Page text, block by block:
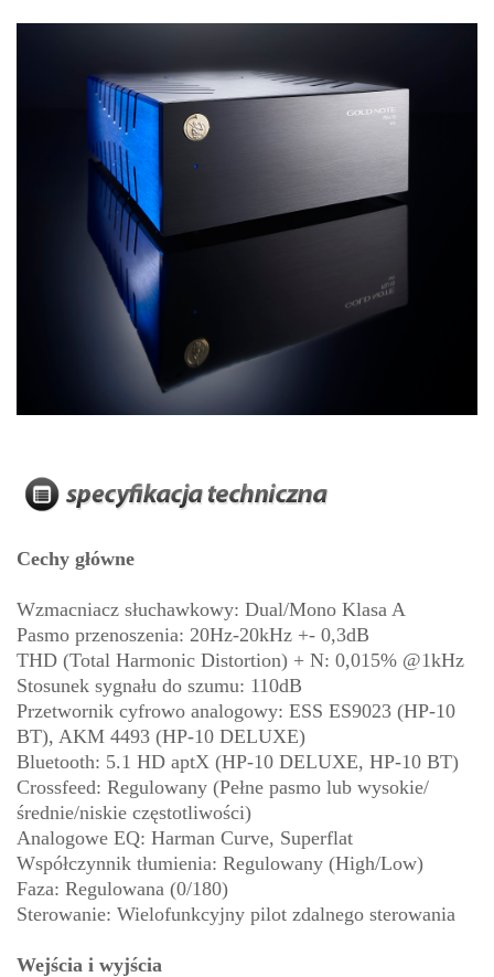
Cechy główne
Wzmacniacz słuchawkowy: Dual/Mono Klasa A
Pasmo przenoszenia: 20Hz-20kHz +- 0,3dB
THD (Total Harmonic Distortion) + N: 0,015% @1kHz
Stosunek sygnału do szumu: 110dB
Przetwornik cyfrowo analogowy: ESS ES9023 (HP-10
BT), AKM 4493 (HP-10 DELUXE)
Bluetooth: 5.1 HD aptX (HP-10 DELUXE, HP-10 BT)
Crossfeed: Regulowany (Pełne pasmo lub wysokie/
średnie/niskie częstotliwości)
Analogowe EQ: Harman Curve, Superflat
Współczynnik tłumienia: Regulowany (High/Low)
Faza: Regulowana (0/180)
Sterowanie: Wielofunkcyjny pilot zdalnego sterowania
Wejścia i wyjścia